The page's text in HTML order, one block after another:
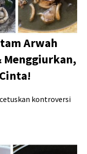
Arwah
Menggiurkan,
kontroversi